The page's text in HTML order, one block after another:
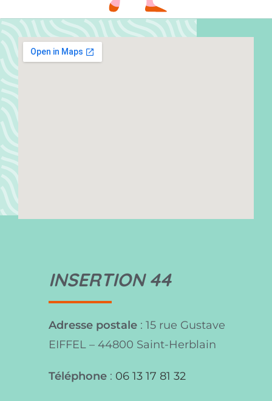
INSERTION 44
Adresse postale : 15 rue Gustave
EIFFEL – 44800 Saint-Herblain
Téléphone : 06 13 17 81 32